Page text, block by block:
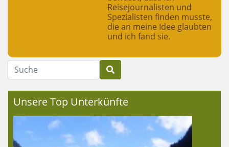
Reisejournalisten und
Spezialisten finden musste,
die an meine Idee glaubten
und ich fand sie.
Suche
Unsere Top Unterkünfte